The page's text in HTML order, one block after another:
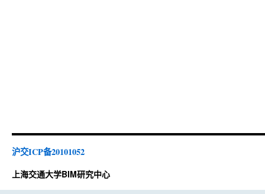
沪交ICP备20101052
上海交通大学BIM研究中心